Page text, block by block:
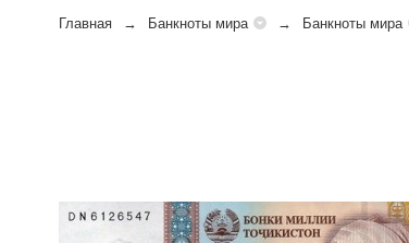
Главная Банкноты мира Банкноты мира